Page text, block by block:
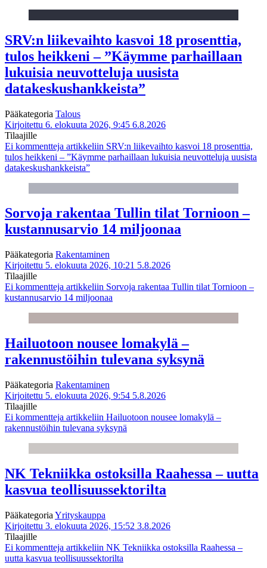
SRV:n liikevaihto kasvoi 18 prosenttia,
tulos heikkeni – ”Käymme parhaillaan
lukuisia neuvotteluja uusista
datakeskushankkeista”
Pääkategoria Talous
Kirjoitettu 6. elokuuta 2026, 9:45 6.8.2026
Tilaajille
Ei kommentteja artikkeliin SRV:n liikevaihto kasvoi 18 prosenttia,
tulos heikkeni – ”Käymme parhaillaan lukuisia neuvotteluja uusista
datakeskushankkeista”
Sorvoja rakentaa Tullin tilat Tornioon –
kustannusarvio 14 miljoonaa
Pääkategoria Rakentaminen
Kirjoitettu 5. elokuuta 2026, 10:21 5.8.2026
Tilaajille
Ei kommentteja artikkeliin Sorvoja rakentaa Tullin tilat Tornioon –
kustannusarvio 14 miljoonaa
Hailuotoon nousee lomakylä –
rakennustöihin tulevana syksynä
Pääkategoria Rakentaminen
Kirjoitettu 5. elokuuta 2026, 9:54 5.8.2026
Tilaajille
Ei kommentteja artikkeliin Hailuotoon nousee lomakylä –
rakennustöihin tulevana syksynä
NK Tekniikka ostoksilla Raahessa – uutta
kasvua teollisuussektorilta
Pääkategoria Yrityskauppa
Kirjoitettu 3. elokuuta 2026, 15:52 3.8.2026
Tilaajille
Ei kommentteja artikkeliin NK Tekniikka ostoksilla Raahessa –
uutta kasvua teollisuussektorilta